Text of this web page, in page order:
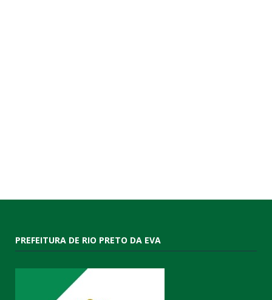
PREFEITURA DE RIO PRETO DA EVA